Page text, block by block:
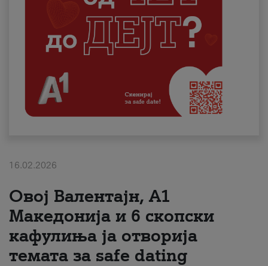
Деловни
Поддршка
Надополни кредит
Плати сметка
#ПодобарОнлајн
16.02.2026
Овој Валентајн, A1
Македонија и 6 скопски
кафулиња ја отворија
темата за safe dating